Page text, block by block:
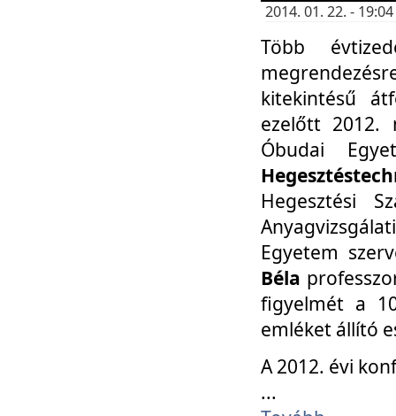
2014. 01. 22. -
Több
kitekintésű
ezelőtt 2012.
Óbudai
Hegesztési
Egyetem
Béla
figyelmét a
emléket állító
A 2012. évi
...